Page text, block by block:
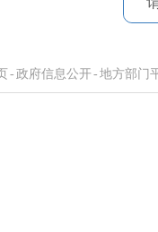
- 政府信息公开- 地方部门